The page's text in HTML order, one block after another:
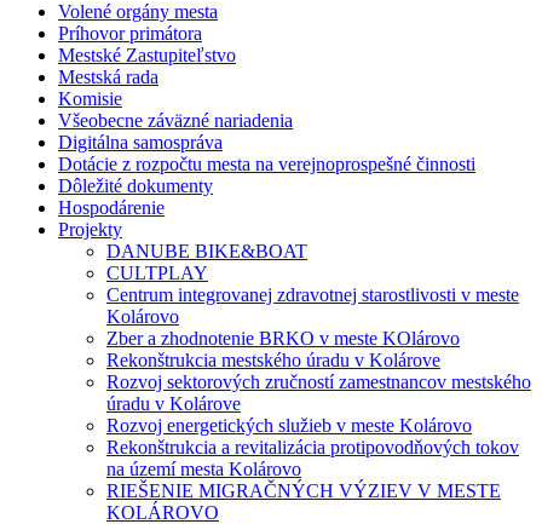
Volené orgány mesta
Príhovor primátora
Mestské Zastupiteľstvo
Mestská rada
Komisie
Všeobecne záväzné nariadenia
Digitálna samospráva
Dotácie z rozpočtu mesta na verejnoprospešné činnosti
Dôležité dokumenty
Hospodárenie
Projekty
DANUBE BIKE&BOAT
CULTPLAY
Centrum integrovanej zdravotnej starostlivosti v meste
Kolárovo
Zber a zhodnotenie BRKO v meste KOlárovo
Rekonštrukcia mestského úradu v Kolárove
Rozvoj sektorových zručností zamestnancov mestského
úradu v Kolárove
Rozvoj energetických služieb v meste Kolárovo
Rekonštrukcia a revitalizácia protipovodňových tokov
na území mesta Kolárovo
RIEŠENIE MIGRAČNÝCH VÝZIEV V MESTE
KOLÁROVO